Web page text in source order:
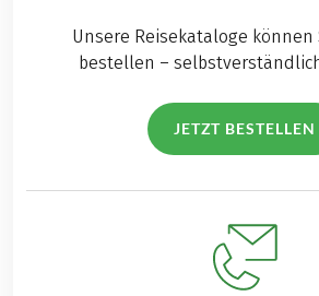
Unsere Reisekataloge
bestellen –
JETZT BESTELLEN